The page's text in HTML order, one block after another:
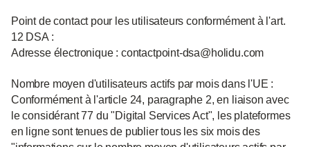
Point de contact pour les utilisateurs conformément à l'art.
12 DSA :
Adresse électronique : contactpoint-dsa@holidu.com
Nombre moyen d'utilisateurs actifs par mois dans l'UE :
Conformément à l'article 24, paragraphe 2, en liaison avec
le considérant 77 du "Digital Services Act", les plateformes
en ligne sont tenues de publier tous les six mois des